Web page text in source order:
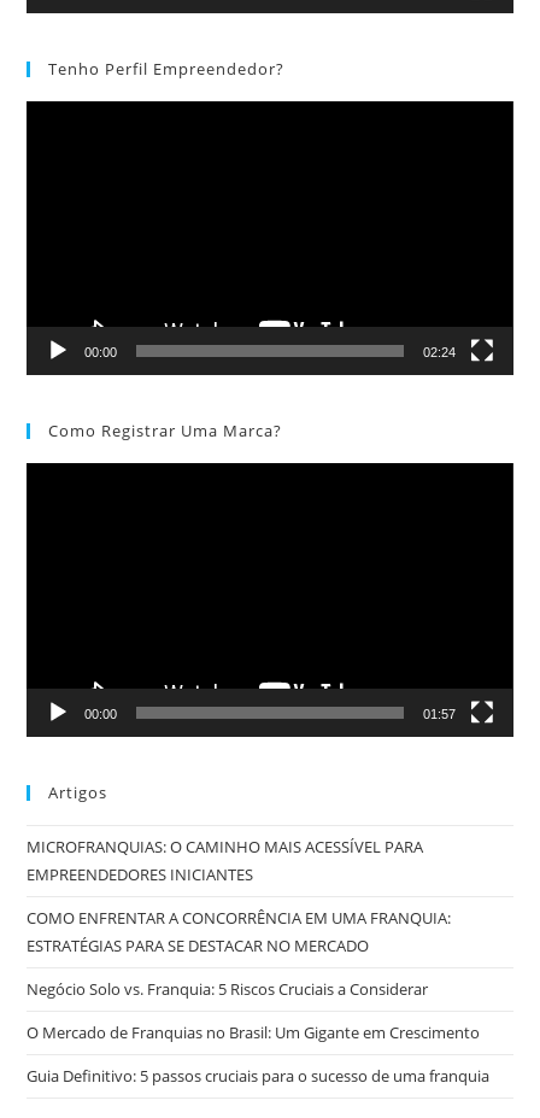
Tenho Perfil Empreendedor?
00:00 02:24
Como Registrar Uma Marca?
00:00 01:57
Artigos
MICROFRANQUIAS: O CAMINHO MAIS ACESSÍVEL PARA
EMPREENDEDORES INICIANTES
COMO ENFRENTAR A CONCORRÊNCIA EM UMA FRANQUIA:
ESTRATÉGIAS PARA SE DESTACAR NO MERCADO
Negócio Solo vs. Franquia: 5 Riscos Cruciais a Considerar
O Mercado de Franquias no Brasil: Um Gigante em Crescimento
Guia Definitivo: 5 passos cruciais para o sucesso de uma franquia